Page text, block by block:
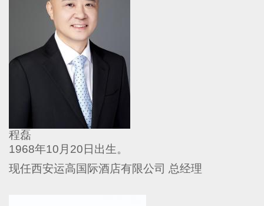
程磊
1968年10 月 20 日出生。
现任西安运高国际酒店有限公司 总经理